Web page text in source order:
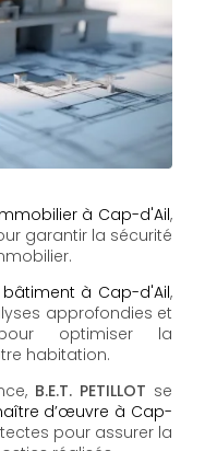
à Cap-d'Ail,
garantir la sécurité
à Cap-d'Ail,
approfondies et
optimiser la
habitation.
B.E.T. PETILLOT se
d’œuvre à Cap-
pour assurer la